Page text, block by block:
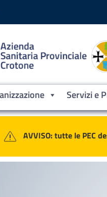
Servizi e
AVVISO: tutte le PEC